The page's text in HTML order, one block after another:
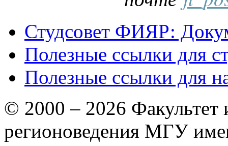
Студсовет ФИЯР:
Полезные ссылки для
Полезные ссылки для
© 2000 – 2026 Факультет
регионоведения МГУ